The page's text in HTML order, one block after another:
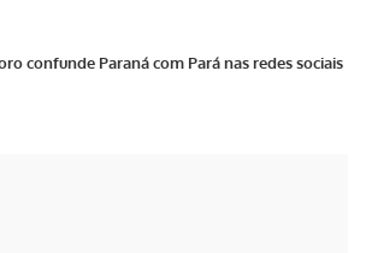
confunde Paraná com Pará nas redes sociais